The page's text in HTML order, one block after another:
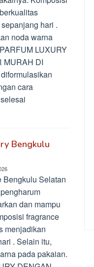
hari .
noda warna
LUXURY
MURAH DI
cara
Bengkulu
Bengkulu Selatan
dan mampu
fragrance
menjadikan
. Selain itu,
pada pakaian.